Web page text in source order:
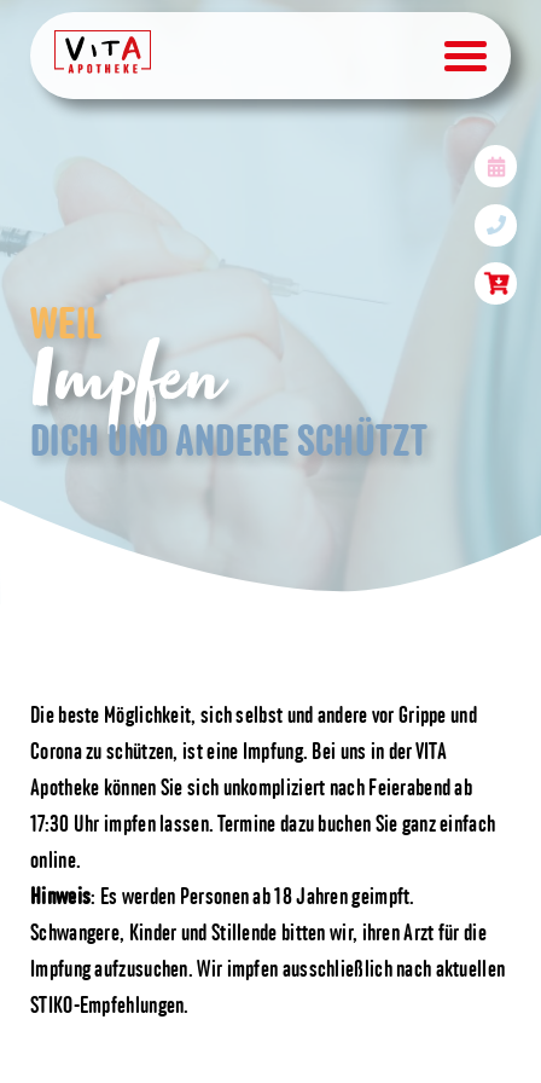
Impfen in der Apotheke
WEIL
Impfen
DICH UND ANDERE SCHÜTZT
Die beste Möglichkeit, sich selbst und andere vor Grippe und
Corona zu schützen, ist eine Impfung. Bei uns in der VITA
Apotheke können Sie sich unkompliziert nach Feierabend ab
17:30 Uhr impfen lassen. Termine dazu buchen Sie ganz einfach
online.
Hinweis: Es werden Personen ab 18 Jahren geimpft.
Schwangere, Kinder und Stillende bitten wir, ihren Arzt für die
Impfung aufzusuchen. Wir impfen ausschließlich nach aktuellen
STIKO-Empfehlungen.